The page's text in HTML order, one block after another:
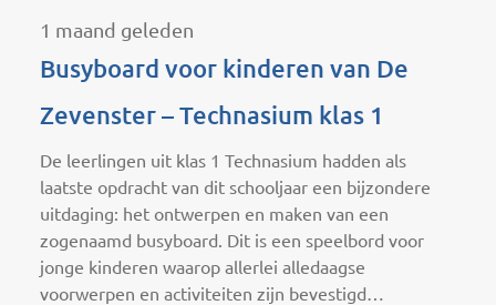
1 maand geleden
Busyboard voor kinderen van De
Zevenster – Technasium klas 1
De leerlingen uit klas 1 Technasium hadden als
laatste opdracht van dit schooljaar een bijzondere
uitdaging: het ontwerpen en maken van een
zogenaamd busyboard. Dit is een speelbord voor
jonge kinderen waarop allerlei alledaagse
voorwerpen en activiteiten zijn bevestigd…